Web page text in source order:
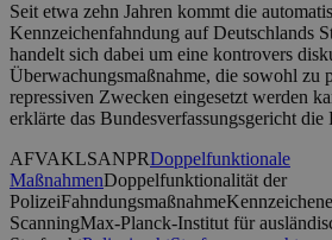
Seit etwa zehn Jahren kommt die
Kennzeichenfahndung auf Deutschlands
handelt sich dabei um eine kontrovers
Überwachungsmaßnahme, die sowohl zu
repressiven Zwecken eingesetzt werden
erklärte das Bundesverfassungsgericht
AFVAKLSANPRDoppelfunktionale
MaßnahmenDoppelfunktionalität der
PolizeiFahndungsmaßnahme
ScanningMax-Planck-Institut für